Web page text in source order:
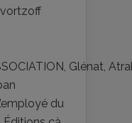
, Glénat,
du